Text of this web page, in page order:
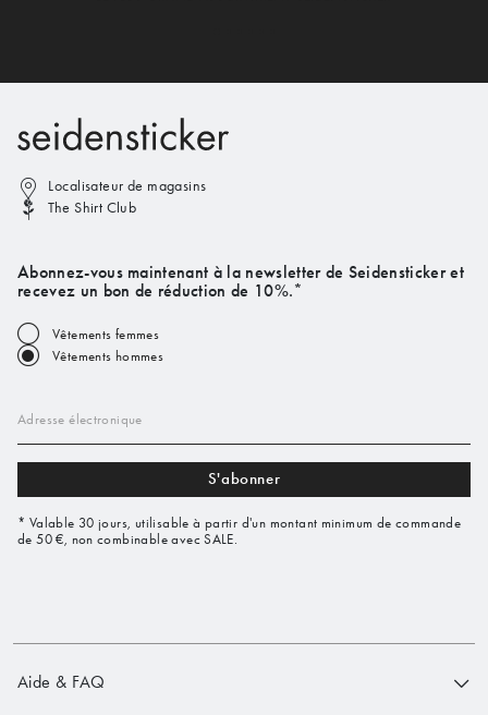
Localisateur de magasins
The Shirt Club
Abonnez-vous maintenant à la newsletter de Seidensticker et
recevez un bon de réduction de 10%.*
Vêtements femmes
Vêtements hommes
Adresse électronique
S'abonner
* Valable 30 jours, utilisable à partir d'un montant minimum de commande
de 50 €, non combinable avec SALE.
Aide & FAQ